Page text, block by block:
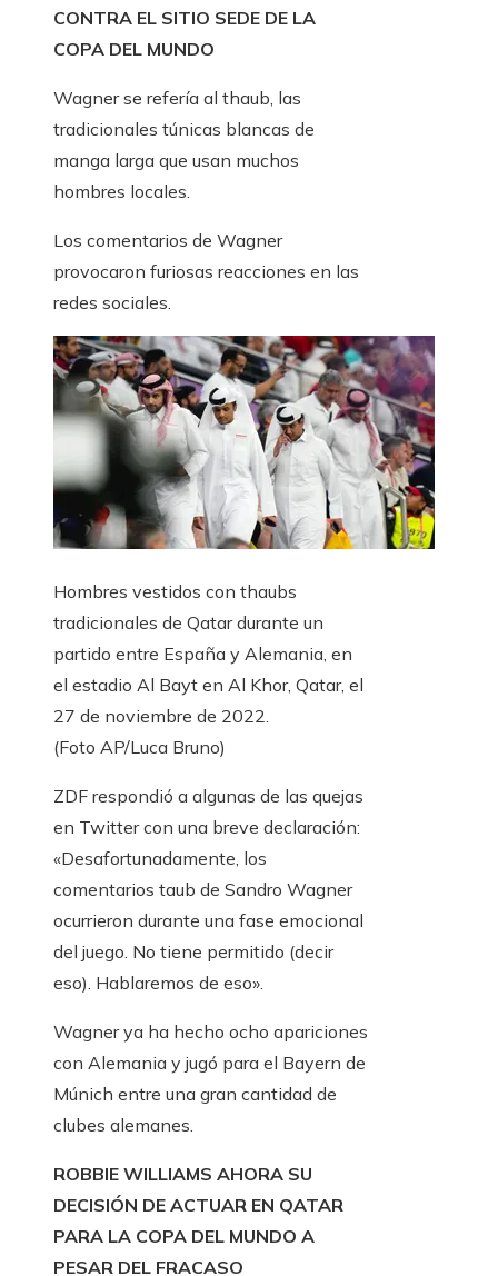
CONTRA EL SITIO SEDE DE LA
COPA DEL MUNDO
Wagner se refería al thaub, las
tradicionales túnicas blancas de
manga larga que usan muchos
hombres locales.
Los comentarios de Wagner
provocaron furiosas reacciones en las
redes sociales.
Hombres vestidos con thaubs
tradicionales de Qatar durante un
partido entre España y Alemania, en
el estadio Al Bayt en Al Khor, Qatar, el
27 de noviembre de 2022.
(Foto AP/Luca Bruno)
ZDF respondió a algunas de las quejas
en Twitter con una breve declaración:
«Desafortunadamente, los
comentarios taub de Sandro Wagner
ocurrieron durante una fase emocional
del juego. No tiene permitido (decir
eso). Hablaremos de eso».
Wagner ya ha hecho ocho apariciones
con Alemania y jugó para el Bayern de
Múnich entre una gran cantidad de
clubes alemanes.
ROBBIE WILLIAMS AHORA SU
DECISIÓN DE ACTUAR EN QATAR
PARA LA COPA DEL MUNDO A
PESAR DEL FRACASO